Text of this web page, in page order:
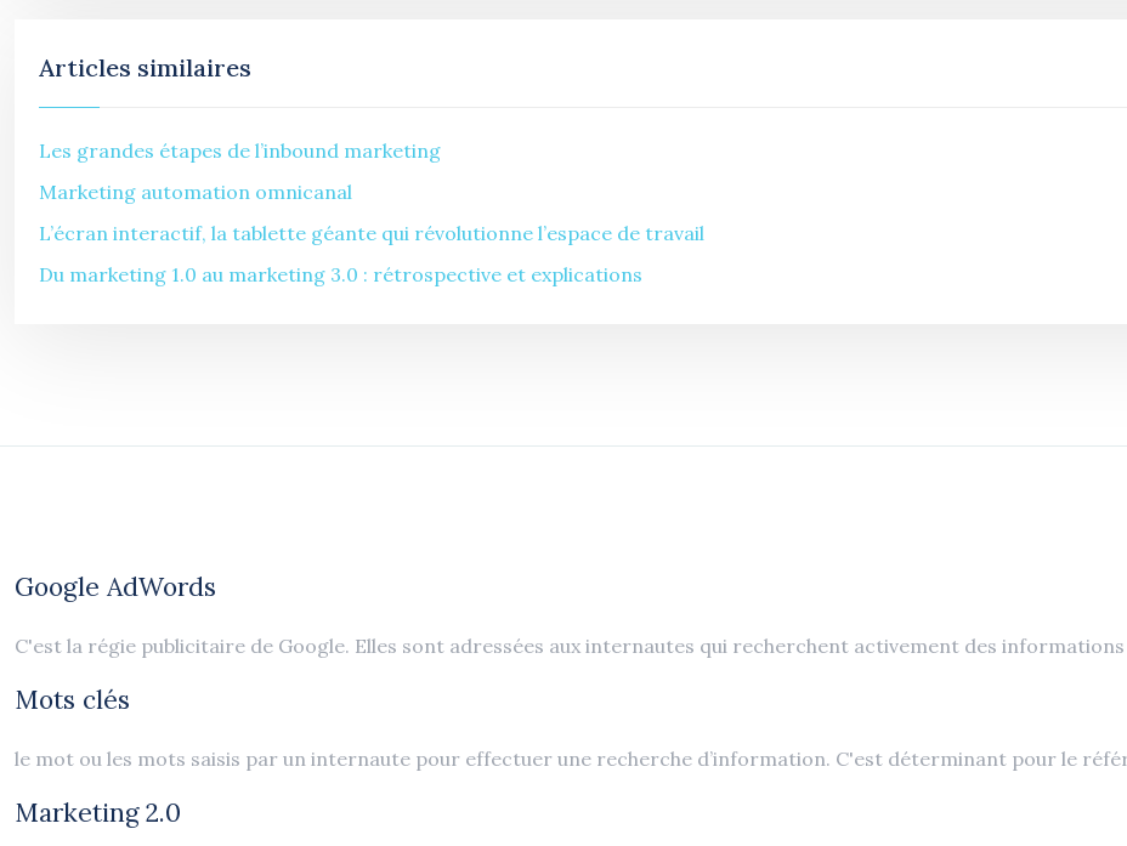
Articles similaires
Les grandes étapes de l’inbound marketing
Marketing automation omnicanal
L’écran interactif, la tablette géante qui révolutionne l’espace de travail
Du marketing 1.0 au marketing 3.0 : rétrospective et explications
Google AdWords
C'est la régie publicitaire de Google. Elles sont adressées aux internautes qui recherchent activement des
Mots clés
le mot ou les mots saisis par un internaute pour effectuer une recherche d’information. C'est déterminant pour le
Marketing 2.0